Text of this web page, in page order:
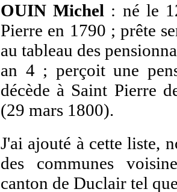
OUIN Michel : né le
Pierre en 1790 ; prête
au tableau des
an 4 ; perçoit une
décède à Saint Pierre
(29 mars 1800).
J'ai ajouté à cette liste,
des communes
canton de Duclair tel